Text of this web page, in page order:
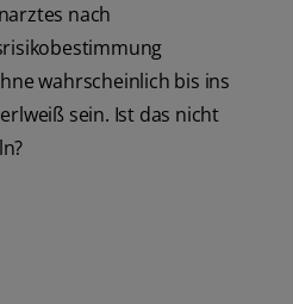
nach
wahrscheinlich bis ins
sein. Ist das nicht